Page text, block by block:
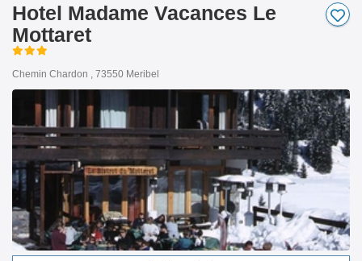
Hotel Madame Vacances Le
Mottaret
Chemin Chardon , 73550 Meribel